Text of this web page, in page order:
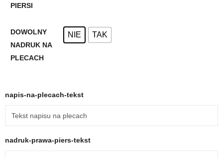
PIERSI
DOWOLNY
NADRUK NA
PLECACH
NIE TAK
napis-na-plecach-tekst
nadruk-prawa-piers-tekst